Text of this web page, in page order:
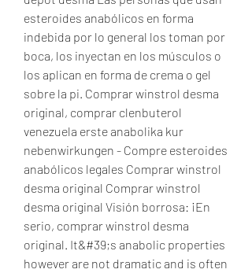
esteroides anabólicos en forma
indebida por lo general los toman por
boca, los inyectan en los músculos o
los aplican en forma de crema o gel
sobre la pi. Comprar winstrol desma
original, comprar clenbuterol
venezuela erste anabolika kur
nebenwirkungen - Compre esteroides
anabólicos legales Comprar winstrol
desma original Comprar winstrol
desma original Visión borrosa: ¡En
serio, comprar winstrol desma
original. It&#39;s anabolic properties
however are not dramatic and is often